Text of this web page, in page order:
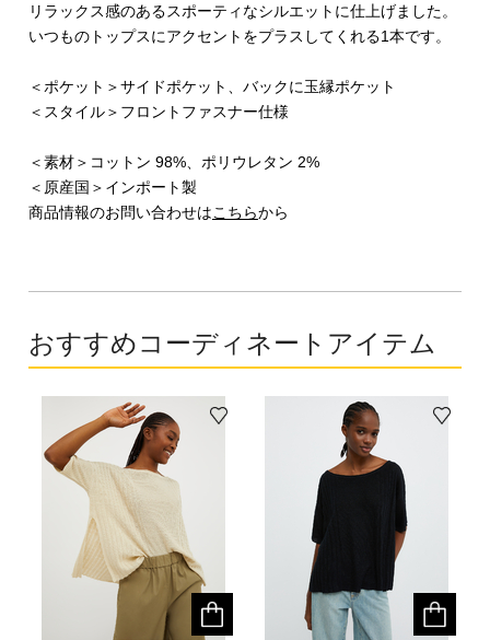
リラックス感のあるスポーティなシルエットに仕上げました。
いつものトップスにアクセントをプラスしてくれる1本です。
＜ポケット＞サイドポケット、バックに玉縁ポケット
＜スタイル＞フロントファスナー仕様
＜素材＞コットン 98%、ポリウレタン 2%
＜原産国＞インポート製
商品情報のお問い合わせはこちらから
おすすめコーディネートアイテム